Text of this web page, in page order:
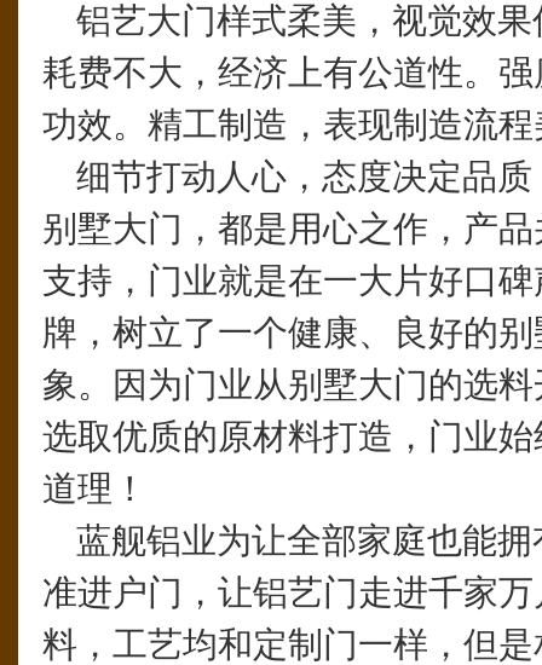
铝艺大门样式柔美，视觉效果
耗费不大，经济上有公道性。
功效。精工制造，表现制造流程
细节打动人心，态度决定品质
别墅大门，都是用心之作，产
支持，门业就是在一大片好口
牌，树立了一个健康、良好的
象。因为门业从别墅大门的选
选取优质的原材料打造，门业
道理！
蓝舰铝业为让全部家庭也能拥
准进户门，让铝艺门走进千家
料，工艺均和定制门一样，但